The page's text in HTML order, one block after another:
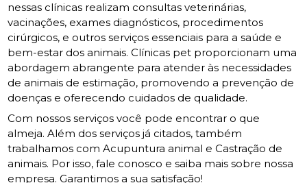
nessas clínicas realizam consultas veterinárias,
vacinações, exames diagnósticos, procedimentos
cirúrgicos, e outros serviços essenciais para a saúde e
bem-estar dos animais. Clínicas pet proporcionam uma
abordagem abrangente para atender às necessidades
de animais de estimação, promovendo a prevenção de
doenças e oferecendo cuidados de qualidade.
Com nossos serviços você pode encontrar o que
almeja. Além dos serviços já citados, também
trabalhamos com Acupuntura animal e Castração de
animais. Por isso, fale conosco e saiba mais sobre nossa
empresa. Garantimos a sua satisfação!